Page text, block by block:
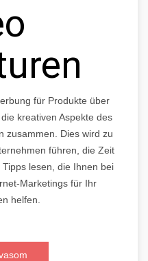
für Produkte über
kreativen Aspekte des
zusammen. Dies wird zu
führen, die Zeit
lesen, die Ihnen bei
Marketings für Ihr
helfen.